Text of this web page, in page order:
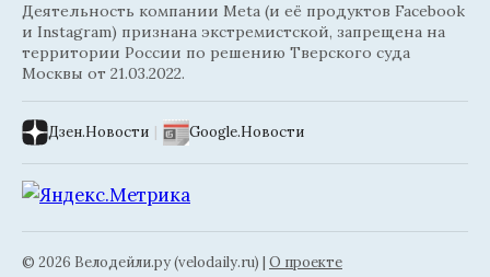
Деятельность компании Meta (и её продуктов Facebook
и Instagram) признана экстремистской, запрещена на
территории России по решению Тверского суда
Москвы от 21.03.2022.
Дзен.Новости | Google.Новости
© 2026 Велодейли.ру (velodaily.ru) | О проекте